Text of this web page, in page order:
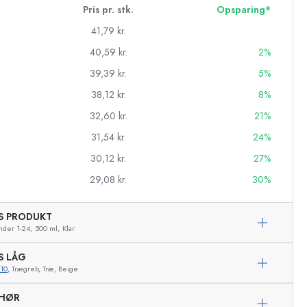
Pris pr. stk.
Opsparing*
41,79 kr.
40,59 kr.
2%
39,39 kr.
5%
38,12 kr.
8%
32,60 kr.
21%
31,54 kr.
24%
30,12 kr.
27%
29,08 kr. 30%
PRODUKT
1-24, 500 ml, Klar
LÅG
, Trægreb, Træ, Beige